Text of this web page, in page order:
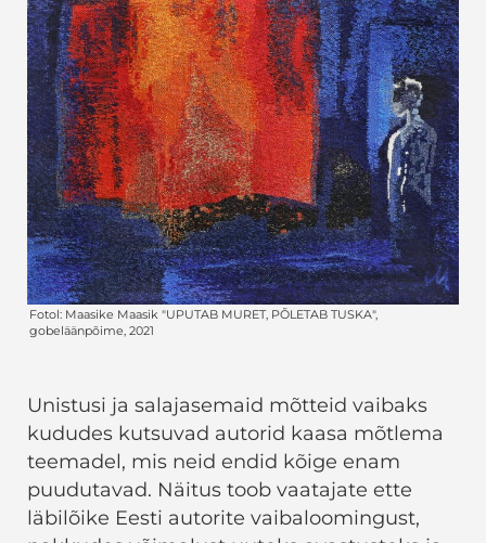
Unistusi ja salajasemaid mõtteid vaibaks
kududes kutsuvad autorid kaasa mõtlema
teemadel, mis neid endid kõige enam
puudutavad. Näitus toob vaatajate ette
läbilõike Eesti autorite vaibaloomingust,